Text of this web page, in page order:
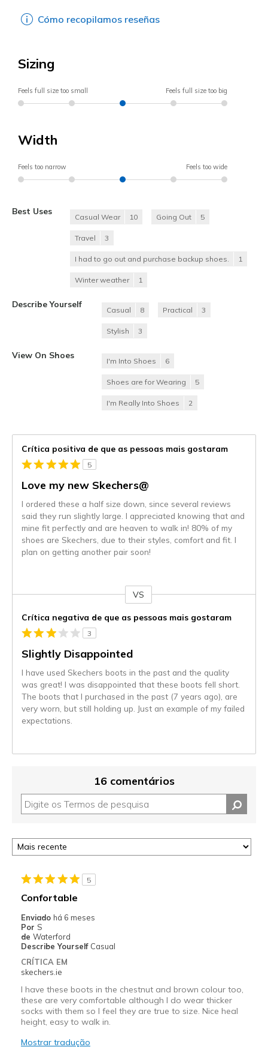
Cómo recopilamos reseñas
Sizing
Feels full size too small Feels full size too big
Width
Feels too narrow Feels too wide
Best Uses
Casual Wear 10 Going Out 5
Travel 3
I had to go out and purchase backup shoes. 1
Winter weather 1
Describe Yourself
Casual 8 Practical 3
Stylish 3
View On Shoes
I'm Into Shoes 6
Shoes are for Wearing 5
I'm Really Into Shoes 2
Crítica positiva de que as pessoas mais gostaram
5
Love my new Skechers@
I ordered these a half size down, since several reviews
said they run slightly large. I appreciated knowing that and
mine fit perfectly and are heaven to walk in! 80% of my
shoes are Skechers, due to their styles, comfort and fit. I
plan on getting another pair soon!
VS
Crítica negativa de que as pessoas mais gostaram
3
Slightly Disappointed
I have used Skechers boots in the past and the quality
was great! I was disappointed that these boots fell short.
The boots that I purchased in the past (7 years ago), are
very worn, but still holding up. Just an example of my failed
expectations.
16 comentários
5
Confortable
Enviado há 6 meses
Por S
de Waterford
Describe Yourself Casual
CRÍTICA EM
skechers.ie
I have these boots in the chestnut and brown colour too,
these are very comfortable although I do wear thicker
socks with them so I feel they are true to size. Nice heal
height, easy to walk in.
Mostrar tradução